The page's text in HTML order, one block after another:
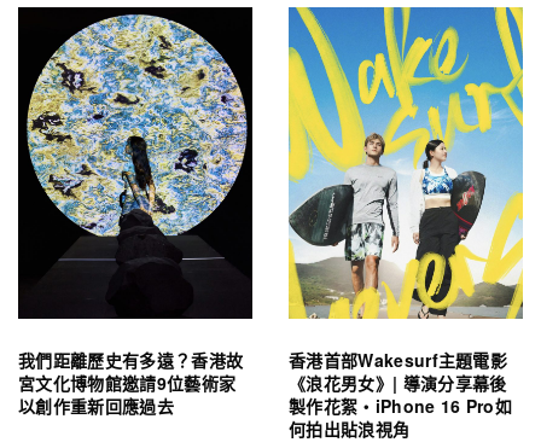
我們距離歷史有多遠？香港故
宮文化博物館邀請9位藝術家
以創作重新回應過去
香港首部Wakesurf主題電影
《浪花男女》| 導演分享幕後
製作花絮・iPhone 16 Pro如
何拍出貼浪視角